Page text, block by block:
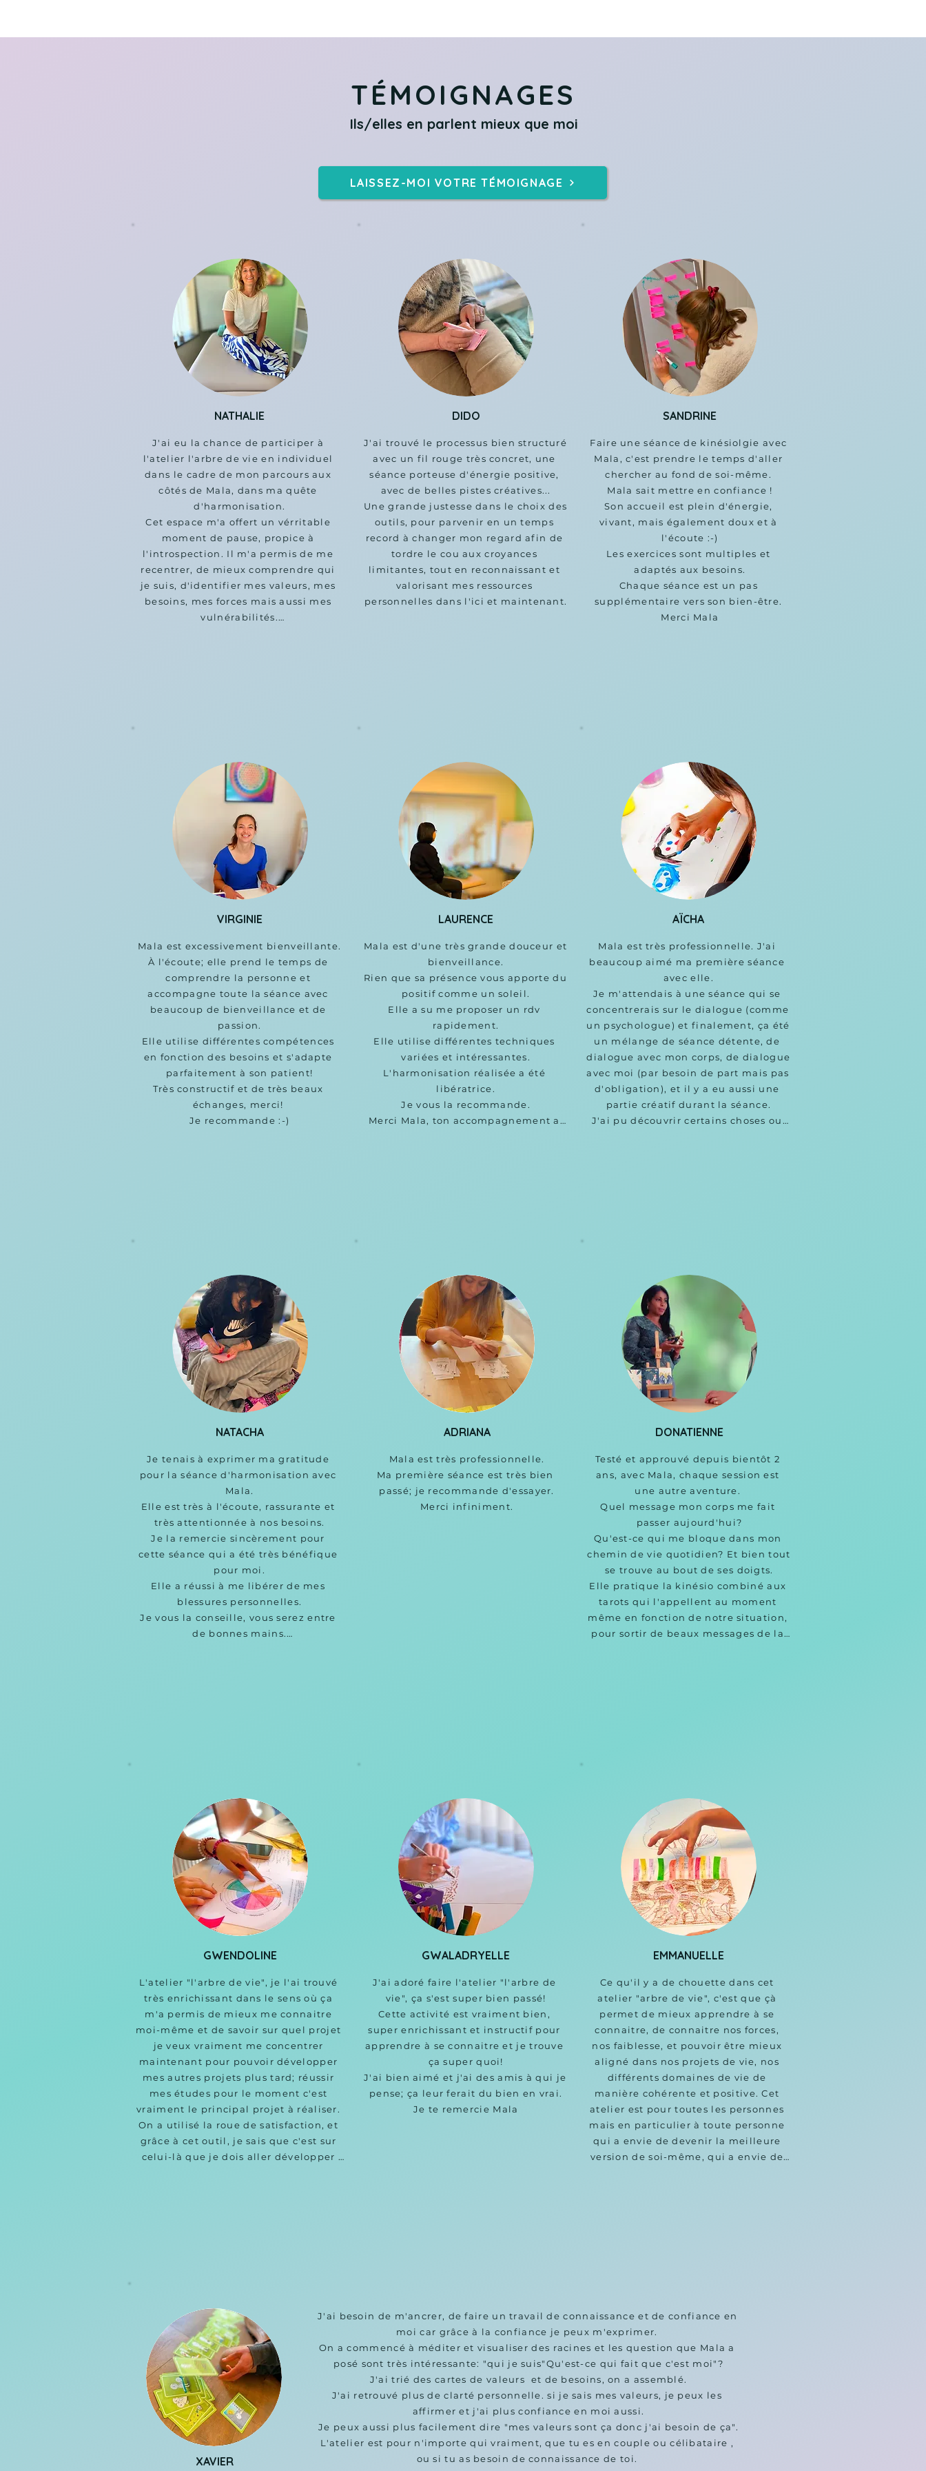
TÉMOIGNAGES
Ils/elles en parlent mieux que moi
LAISSEZ-MOI VOTRE TÉMOIGNAGE
NATHALIE
J'ai eu la chance de participer à
l'atelier l'arbre de vie en individuel
dans le cadre de mon parcours aux
côtés de Mala, dans ma quête
d'harmonisation.
Cet espace m'a offert un vérritable
moment de pause, propice à
l'introspection. Il m'a permis de me
recentrer, de mieux comprendre qui
je suis, d'identifier mes valeurs, mes
besoins, mes forces mais aussi mes
vulnérabilités.
Un grand merci à Mala pour son
écoute, sa bienveillance et son
accompagnement tout au long de ce
cheminement.
DIDO
J'ai trouvé le processus bien structuré
avec un fil rouge très concret, une
séance porteuse d'énergie positive,
avec de belles pistes créatives...
Une grande justesse dans le choix des
outils, pour parvenir en un temps
record à changer mon regard afin de
tordre le cou aux croyances
limitantes, tout en reconnaissant et
valorisant mes ressources
personnelles dans l'ici et maintenant.
SANDRINE
Faire une séance de kinésiolgie avec
Mala, c'est prendre le temps d'aller
chercher au fond de soi-même.
Mala sait mettre en confiance !
Son accueil est plein d'énergie,
vivant, mais également doux et à
l'écoute :-)
Les exercices sont multiples et
adaptés aux besoins.
Chaque séance est un pas
supplémentaire vers son bien-être.
Merci Mala
VIRGINIE
Mala est excessivement bienveillante.
À l'écoute; elle prend le temps de
comprendre la personne et
accompagne toute la séance avec
beaucoup de bienveillance et de
passion.
Elle utilise différentes compétences
en fonction des besoins et s'adapte
parfaitement à son patient!
Très constructif et de très beaux
échanges, merci!
Je recommande :-)
LAURENCE
Mala est d'une très grande douceur et
bienveillance.
Rien que sa présence vous apporte du
positif comme un soleil.
Elle a su me proposer un rdv
rapidement.
Elle utilise différentes techniques
variées et intéressantes.
L'harmonisation réalisée a été
libératrice.
Je vous la recommande.
Merci Mala, ton accompagnement a
AÏCHA
Mala est très professionnelle. J'ai
beaucoup aimé ma première séance
avec elle.
Je m'attendais à une séance qui se
concentrerais sur le dialogue (comme
un psychologue) et finalement, ça été
un mélange de séance détente, de
dialogue avec mon corps, de dialogue
avec moi (par besoin de part mais pas
d'obligation), et il y a eu aussi une
partie créatif durant la séance.
J'ai pu découvrir certains choses ou
NATACHA
Je tenais à exprimer ma gratitude
pour la séance d'harmonisation avec
Mala.
Elle est très à l'écoute, rassurante et
très attentionnée à nos besoins.
Je la remercie sincèrement pour
cette séance qui a été très bénéfique
pour moi.
Elle a réussi à me libérer de mes
blessures personnelles.
Je vous la conseille, vous serez entre
de bonnes mains.
ADRIANA
Mala est très professionnelle.
Ma première séance est très bien
passé; je recommande d'essayer.
Merci infiniment.
DONATIENNE
​Testé et approuvé depuis bientôt 2
ans, avec Mala, chaque session est
une autre aventure.
Quel message mon corps me fait
passer aujourd'hui?
Qu'est-ce qui me bloque dans mon
chemin de vie quotidien? Et bien tout
se trouve au bout de ses doigts.
Elle pratique la kinésio combiné aux
tarots qui l'appellent au moment
même en fonction de notre situation,
pour sortir de beaux messages de la
GWENDOLINE
L'atelier "l'arbre de vie", je l'ai trouvé
très enrichissant dans le sens où ça
m'a permis de mieux me connaitre
moi-même et de savoir sur quel projet
je veux vraiment me concentrer
maintenant pour pouvoir développer
mes autres projets plus tard; réussir
mes études pour le moment c'est
vraiment le principal projet à réaliser.
On a utilisé la roue de satisfaction, et
grâce à cet outil, je sais que c'est sur
celui-là que je dois aller développer
GWALADRYELLE
J'ai adoré faire l'atelier "l'arbre de
vie", ça s'est super bien passé!
Cette activité est vraiment bien,
super enrichissant et instructif pour
apprendre à se connaitre et je trouve
ça super quoi!
J'ai bien aimé et j'ai des amis à qui je
pense; ça leur ferait du bien en vrai.
Je te remercie Mala
EMMANUELLE
Ce qu'il y a de chouette dans cet
atelier "arbre de vie", c'est que çà
permet de mieux apprendre à se
connaitre, de connaitre nos forces,
nos faiblesse, et pouvoir être mieux
aligné dans nos projets de vie, nos
différents domaines de vie de
manière cohérente et positive. Cet
atelier est pour toutes les personnes
mais en particulier à toute personne
qui a envie de devenir la meilleure
version de soi-même, qui a envie de
chemins de vie que l'on a envie
d'emprunter.
Je te remercie Mala
XAVIER
J'ai besoin de m'ancrer, de faire un travail de connaissance et de confiance en
moi car grâce à la confiance je peux m'exprimer.
On a commencé à méditer et visualiser des racines et les question que Mala a
posé sont très intéressante: "qui je suis"Qu'est-ce qui fait que c'est moi"?
J'ai trié des cartes de valeurs  et de besoins, on a assemblé.
J'ai retrouvé plus de clarté personnelle. si je sais mes valeurs, je peux les
affirmer et j'ai plus confiance en moi aussi.
Je peux aussi plus facilement dire "mes valeurs sont ça donc j'ai besoin de ça".
L'atelier est pour n'importe qui vraiment, que tu es en couple ou célibataire ,
ou si tu as besoin de connaissance de toi.